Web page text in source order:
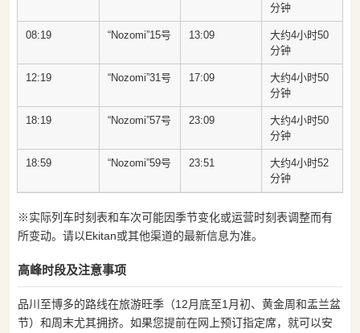
分钟
08:19 “Nozomi”15号 13:09
大约4小时50
分钟
12:19 “Nozomi”31号 17:09
大约4小时50
分钟
18:19 “Nozomi”57号 23:09
大约4小时50
分钟
18:59 “Nozomi”59号 23:51
大约4小时52
分钟
※实际列车时刻表和车次可能因季节变化或运营时刻表调整而有
所变动。请以Ekitan或其他渠道的最新信息为准。
高峰时段及注意事项
品川至博多的路线在旅游旺季（12月底至1月初、黄金周和盂兰盆
节）和周末尤其拥挤。如果您提前在网上预订指定席，就可以安